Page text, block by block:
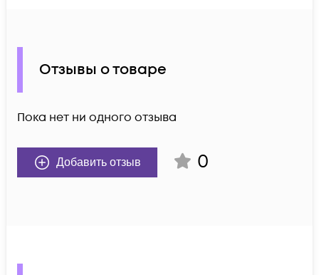
Отзывы о товаре
Пока нет ни одного отзыва
Добавить отзыв 0